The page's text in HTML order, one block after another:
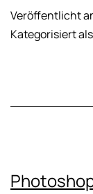
Veröffentlicht
Kategorisiert als